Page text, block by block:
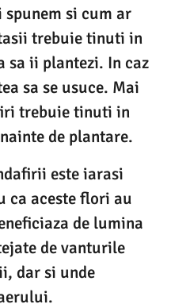
si cum ar
trebuie tinuti in
sa ii plantezi. In caz
sa se usuce. Mai
trebuie tinuti in
de plantare.
este iarasi
ca aceste flori au
de lumina
de vanturile
dar si unde